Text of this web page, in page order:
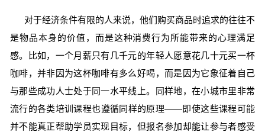
对于经济条件有限的人来说，他们购买商品时追求的往往不
是物品本身的价值，而是这种消费行为所能带来的心理满足
感。比如，一个月薪只有几千元的年轻人愿意花几十元买一杯
咖啡，并非因为这杯咖啡有多么好喝，而是因为它象征着自己
与那些成功人士处于同一水平线上。同样地，在小城市里非常
流行的各类培训课程也遵循同样的原理——即使这些课程可能
并不能真正帮助学员实现目标，但报名参加却能让参与者感受